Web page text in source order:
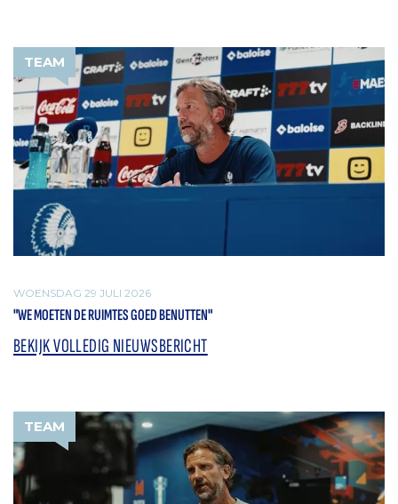
TEAM
WOENSDAG 29 JULI 2026
"WE MOETEN DE RUIMTES GOED BENUTTEN"
BEKIJK VOLLEDIG NIEUWSBERICHT
TEAM